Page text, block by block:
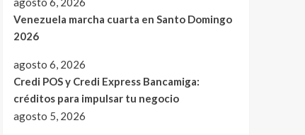
Venezuela marcha cuarta en Santo Domingo
2026
agosto 6, 2026
Credi POS y Credi Express Bancamiga:
créditos para impulsar tu negocio
agosto 5, 2026